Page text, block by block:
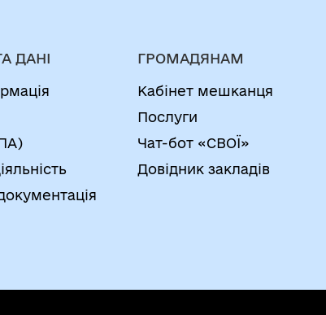
ДАНІ ГРОМАДЯНАМ
Кабінет мешканця
Послуги
Чат-бот «СВОЇ»
Довідник закладів